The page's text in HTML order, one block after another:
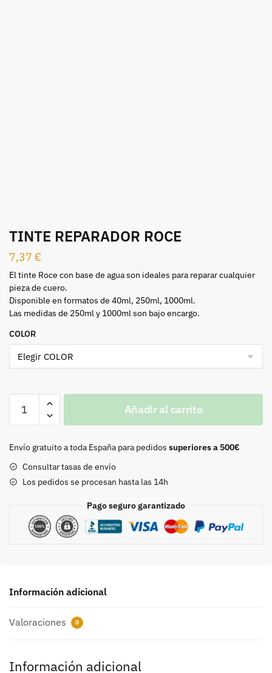
TINTE REPARADOR ROCE
7,37 €
El tinte Roce con base de agua son ideales para reparar cualquier
pieza de cuero.
Disponible en formatos de 40ml, 250ml, 1000ml.
Las medidas de 250ml y 1000ml son bajo encargo.
COLOR
REPARADOR
cantidad
Añadir al carrito
Envío gratuito a toda España para pedidos superiores a 500€
Consultar tasas de envío
Los pedidos se procesan hasta las 14h
Pago seguro garantizado
Información adicional
Valoraciones 0
Información adicional